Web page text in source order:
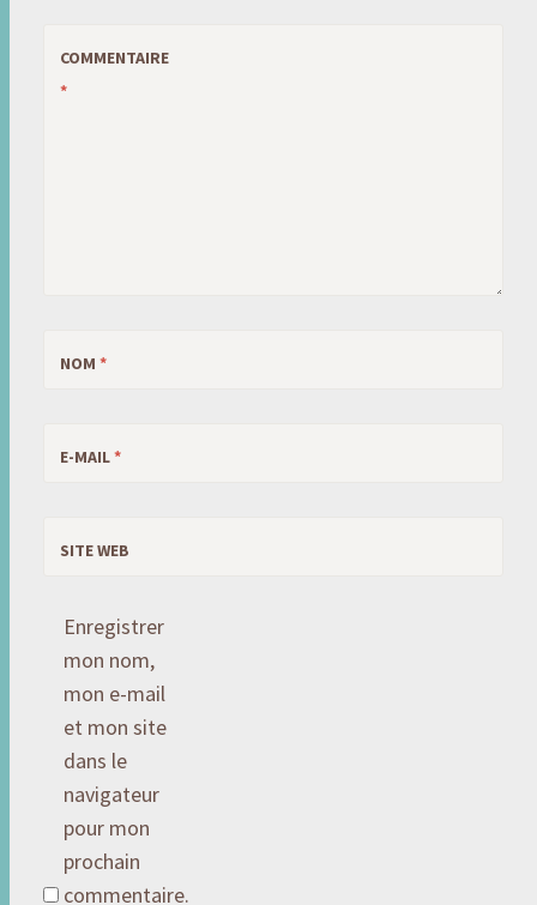
COMMENTAIRE
*
NOM *
E-MAIL*
SITE WEB
Enregistrer
mon nom,
mon e-mail
et mon site
dans le
navigateur
pour mon
prochain
commentaire.